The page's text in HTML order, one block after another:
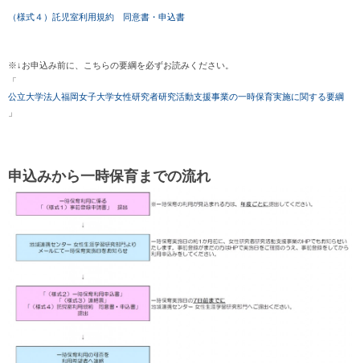
（様式４）託児室利用規約 同意書・申込書
※↓お申込み前に、こちらの要綱を必ずお読みください。
「
公立大学法人福岡女子大学女性研究者研究活動支援事業の一時保育実施に関する要綱
」
申込みから一時保育までの流れ